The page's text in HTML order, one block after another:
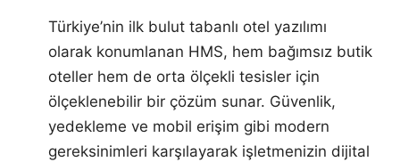
Türkiye’nin ilk bulut tabanlı otel yazılımı
olarak konumlanan HMS, hem bağımsız butik
oteller hem de orta ölçekli tesisler için
ölçeklenebilir bir çözüm sunar. Güvenlik,
yedekleme ve mobil erişim gibi modern
gereksinimleri karşılayarak işletmenizin dijital